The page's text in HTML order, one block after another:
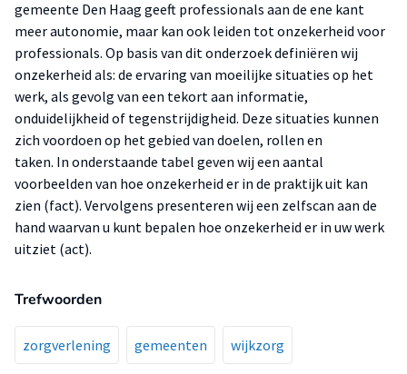
gemeente Den Haag geeft professionals aan de ene kant
meer autonomie, maar kan ook leiden tot onzekerheid voor
professionals. Op basis van dit onderzoek definiëren wij
onzekerheid als: de ervaring van moeilijke situaties op het
werk, als gevolg van een tekort aan informatie,
onduidelijkheid of tegenstrijdigheid. Deze situaties kunnen
zich voordoen op het gebied van doelen, rollen en
taken. In onderstaande tabel geven wij een aantal
voorbeelden van hoe onzekerheid er in de praktijk uit kan
zien (fact). Vervolgens presenteren wij een zelfscan aan de
hand waarvan u kunt bepalen hoe onzekerheid er in uw werk
uitziet (act).
Trefwoorden
zorgverlening gemeenten wijkzorg